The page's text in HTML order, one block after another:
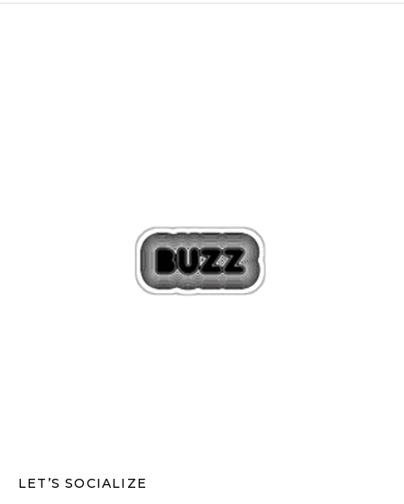
LET’S SOCIALIZE